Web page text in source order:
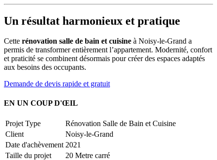
Un résultat harmonieux et pratique
Cette rénovation salle de bain et cuisine à Noisy-le-Grand a
permis de transformer entièrement l’appartement. Modernité, confort
et praticité se combinent désormais pour créer des espaces adaptés
aux besoins des occupants.
Demande de devis rapide et gratuit
EN UN COUP D'ŒIL
Projet Type
Rénovation Salle de Bain et Cuisine
Client
Noisy-le-Grand
Date d'achèvement 2021
Taille du projet
20 Metre carré